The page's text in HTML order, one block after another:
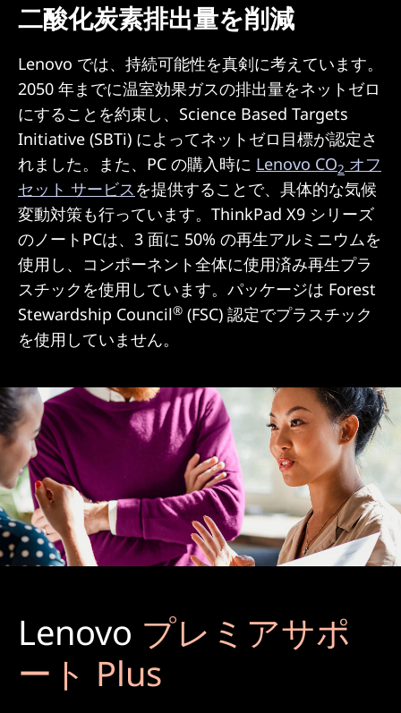
二酸化炭素排出量を削減
Lenovo では、持続可能性を真剣に考えています。
2050 年までに温室効果ガスの排出量をネットゼロ
にすることを約束し、Science Based Targets
Initiative (SBTi) によってネットゼロ目標が認定さ
れました。また、PC の購入時に Lenovo CO2 オフ
セット サービスを提供することで、具体的な気候
変動対策も行っています。ThinkPad X9 シリーズ
のノートPCは、3 面に 50% の再生アルミニウムを
使用し、コンポーネント全体に使用済み再生プラ
スチックを使用しています。パッケージは Forest
Stewardship Council® (FSC) 認定でプラスチック
を使用していません。
Lenovo プレミアサポ
ート Plus